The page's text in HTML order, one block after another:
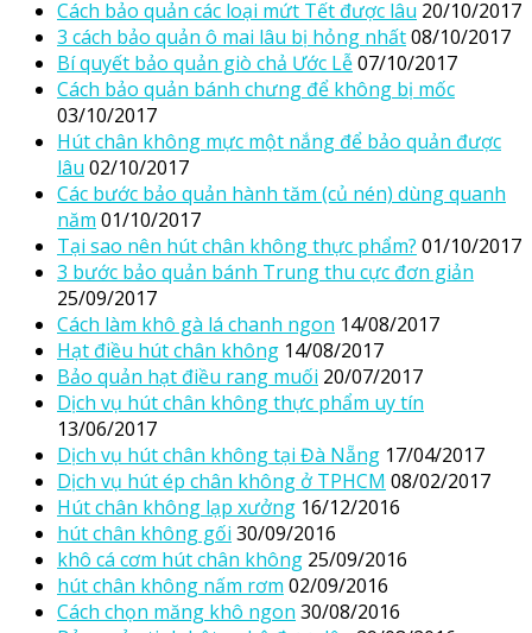
Cách bảo quản các loại mứt Tết được lâu 20/10/2017
3 cách bảo quản ô mai lâu bị hỏng nhất08/10/2017
Bí quyết bảo quản giò chả Ước Lễ07/10/2017
Cách bảo quản bánh chưng để không bị mốc
03/10/2017
Hút chân không mực một nắng để bảo quản được
lâu 02/10/2017
Các bước bảo quản hành tăm (củ nén) dùng quanh
năm 01/10/2017
Tại sao nên hút chân không thực phẩm? 01/10/2017
3 bước bảo quản bánh Trung thu cực đơn giản
25/09/2017
Cách làm khô gà lá chanh ngon 14/08/2017
Hạt điều hút chân không 14/08/2017
Bảo quản hạt điều rang muối 20/07/2017
Dịch vụ hút chân không thực phẩm uy tín
13/06/2017
Dịch vụ hút chân không tại Đà Nẵng 17/04/2017
Dịch vụ hút ép chân không ở TPHCM 08/02/2017
Hút chân không lạp xưởng 16/12/2016
hút chân không gối 30/09/2016
khô cá cơm hút chân không 25/09/2016
hút chân không nấm rơm 02/09/2016
Cách chọn măng khô ngon 30/08/2016